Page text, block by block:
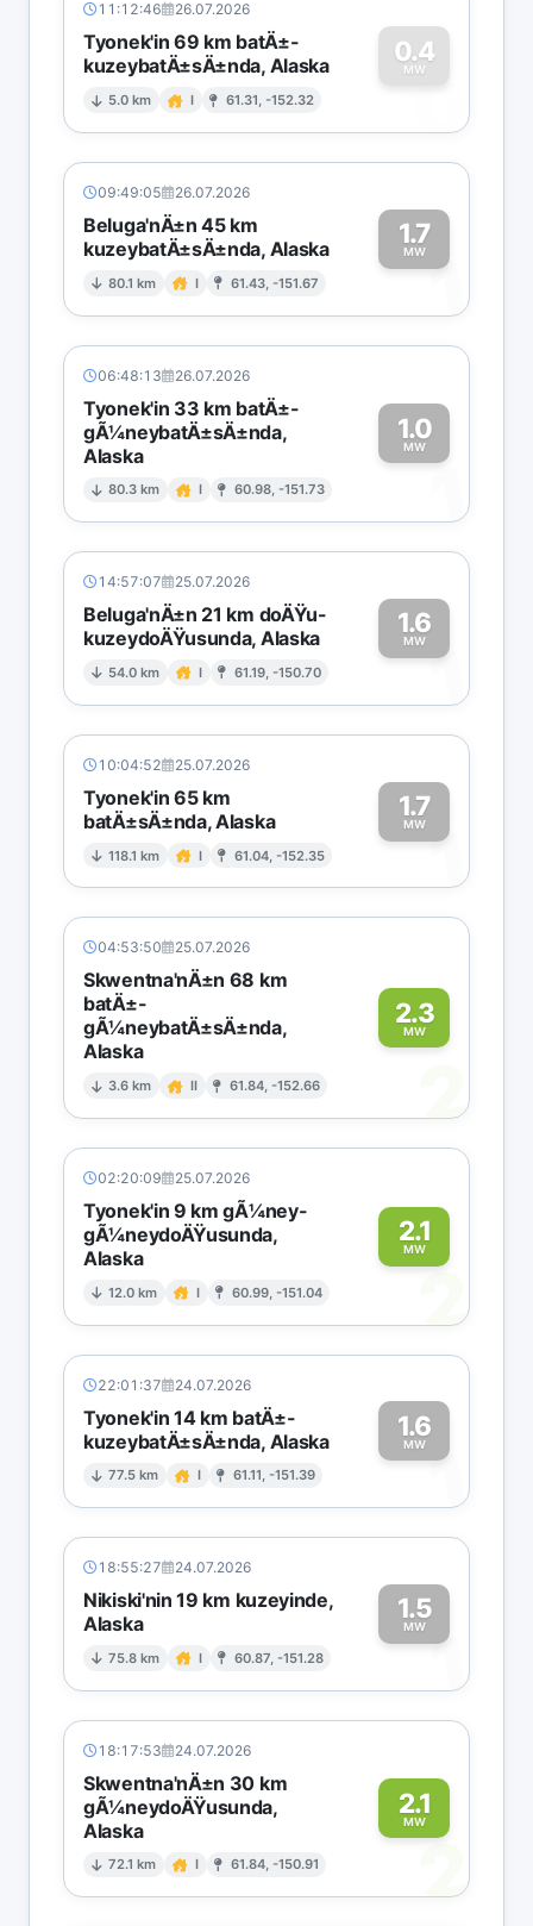
11:12:46 26.07.2026
Tyonek'in 69 km batÄ±-
kuzeybatÄ±sÄ±nda, Alaska
5.0 km I 61.31, -152.32
0.4
MW
0
09:49:05 26.07.2026
Beluga'nÄ±n 45 km
kuzeybatÄ±sÄ±nda, Alaska
80.1 km I 61.43, -151.67
1.7
MW1
06:48:13 26.07.2026
Tyonek'in 33 km batÄ±-
gÃ¼neybatÄ±sÄ±nda,
Alaska
80.3 km I 60.98, -151.73
1.0
MW
1
14:57:07 25.07.2026
Beluga'nÄ±n 21 km doÄŸu-
kuzeydoÄŸusunda, Alaska
54.0 km I 61.19, -150.70
1.6
MW1
10:04:52 25.07.2026
Tyonek'in 65 km
batÄ±sÄ±nda, Alaska
118.1 km I 61.04, -152.35
1.7
MW1
04:53:50 25.07.2026
Skwentna'nÄ±n 68 km
batÄ±-
gÃ¼neybatÄ±sÄ±nda,
Alaska
3.6 km II 61.84, -152.66
2.3
MW
2
02:20:09 25.07.2026
Tyonek'in 9 km gÃ¼ney-
gÃ¼neydoÄŸusunda,
Alaska
12.0 km I 60.99, -151.04
2.1
MW
2
22:01:37 24.07.2026
Tyonek'in 14 km batÄ±-
kuzeybatÄ±sÄ±nda, Alaska
77.5 km I 61.11, -151.39
1.6
MW1
18:55:27 24.07.2026
Nikiski'nin 19 km kuzeyinde,
Alaska
75.8 km I 60.87, -151.28
1.5
MW1
18:17:53 24.07.2026
Skwentna'nÄ±n 30 km
gÃ¼neydoÄŸusunda,
Alaska
72.1 km I 61.84, -150.91
2.1
MW
2